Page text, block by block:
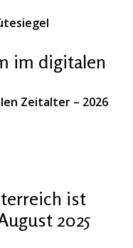
im digitalen
Zeitalter – 2026
ist
2025